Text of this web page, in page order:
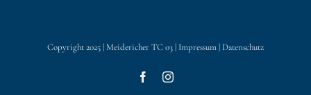
Copyright 2025 | Meidericher TC 03 | Impressum | Datenschutz
FacebookInstagram